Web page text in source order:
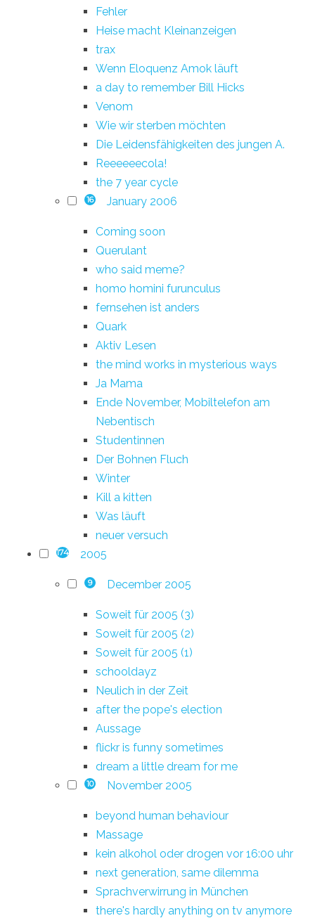
Fehler
Heise macht Kleinanzeigen
trax
Wenn Eloquenz Amok läuft
a day to remember Bill Hicks
Venom
Wie wir sterben möchten
Die Leidensfähigkeiten des jungen A.
Reeeeeecola!
the 7 year cycle
16 January 2006
Coming soon
Querulant
who said meme?
homo homini furunculus
fernsehen ist anders
Quark
Aktiv Lesen
the mind works in mysterious ways
Ja Mama
Ende November, Mobiltelefon am
Nebentisch
Studentinnen
Der Bohnen Fluch
Winter
Kill a kitten
Was läuft
neuer versuch
174 2005
9 December 2005
Soweit für 2005 (3)
Soweit für 2005 (2)
Soweit für 2005 (1)
schooldayz
Neulich in der Zeit
after the pope's election
Aussage
flickr is funny sometimes
dream a little dream for me
10 November 2005
beyond human behaviour
Massage
kein alkohol oder drogen vor 16:00 uhr
next generation, same dilemma
Sprachverwirrung in München
there's hardly anything on tv anymore